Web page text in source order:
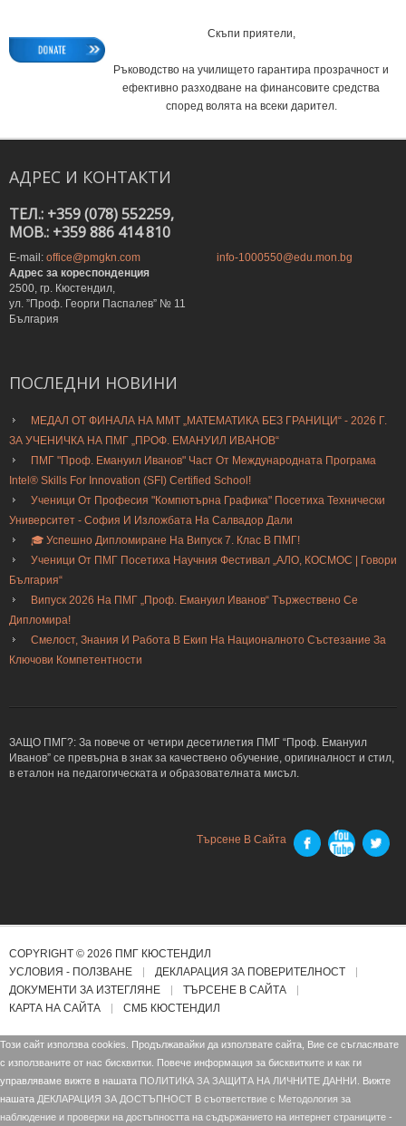
Скъпи приятели,
Ръководство на училището гарантира прозрачност и
ефективно разходване на финансовите средства
според волята на всеки дарител.
АДРЕС И КОНТАКТИ
ТЕЛ.: +359 (078) 552259,
MOB.: +359 886 414 810
E-mail: office@pmgkn.com
info-1000550@edu.mon.bg
Адрес за кореспонденция
2500, гр. Кюстендил,
ул. ”Проф. Георги Паспалев” № 11
България
ПОСЛЕДНИ НОВИНИ
МЕДАЛ ОТ ФИНАЛА НА ММТ „МАТЕМАТИКА БЕЗ ГРАНИЦИ“ - 2026 Г.
ЗА УЧЕНИЧКА НА ПМГ „ПРОФ. ЕМАНУИЛ ИВАНОВ“
ПМГ "Проф. Емануил Иванов" Част От Международната Програма
Intel® Skills For Innovation (SFI) Certified School!
Ученици От Професия "Компютърна Графика" Посетиха Технически
Университет - София И Изложбата На Салвадор Дали
🎓 Успешно Дипломиране На Випуск 7. Клас В ПМГ!
Ученици От ПМГ Посетиха Научния Фестивал „АЛО, КОСМОС | Говори
България“
Випуск 2026 На ПМГ „Проф. Емануил Иванов“ Тържествено Се
Дипломира!
Смелост, Знания И Работа В Екип На Националното Състезание За
Ключови Компетентности
ЗАЩО ПМГ?: За повече от четири десетилетия ПМГ “Проф. Емануил
Иванов” се превърна в знак за качествено обучение, оригиналност и стил,
в еталон на педагогическата и образователната мисъл.
Търсене В Сайта
COPYRIGHT © 2026 ПМГ КЮСТЕНДИЛ
УСЛОВИЯ - ПОЛЗВАНЕ
ДЕКЛАРАЦИЯ ЗА ПОВЕРИТЕЛНОСТ
ДОКУМЕНТИ ЗА ИЗТЕГЛЯНЕ
ТЪРСЕНЕ В САЙТА
КАРТА НА САЙТА
СМБ КЮСТЕНДИЛ
Този сайт използва cookies. Продължавайки да използвате сайта, Вие се съгласявате
с използваните от нас бисквитки. Повече информация за бисквитките и как ги
управляваме вижте в нашата ПОЛИТИКА ЗА ЗАЩИТА НА ЛИЧНИТЕ ДАННИ.
Вижте
нашата ДЕКЛАРАЦИЯ ЗА ДОСТЪПНОСТ В съответствие с Mетодология за
наблюдение и проверки на достъпността на съдържанието на интернет страниците -